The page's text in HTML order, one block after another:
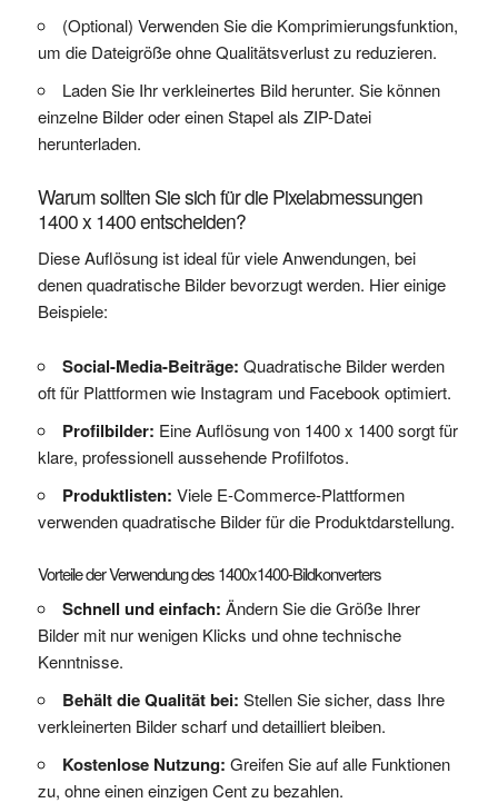
(Optional) Verwenden Sie die Komprimierungsfunktion,
um die Dateigröße ohne Qualitätsverlust zu reduzieren.
Laden Sie Ihr verkleinertes Bild herunter. Sie können
einzelne Bilder oder einen Stapel als ZIP-Datei
herunterladen.
Warum sollten Sie sich für die Pixelabmessungen
1400 x 1400 entscheiden?
Diese Auflösung ist ideal für viele Anwendungen, bei
denen quadratische Bilder bevorzugt werden. Hier einige
Beispiele:
Social-Media-Beiträge: Quadratische Bilder werden
oft für Plattformen wie Instagram und Facebook optimiert.
Profilbilder: Eine Auflösung von 1400 x 1400 sorgt für
klare, professionell aussehende Profilfotos.
Produktlisten: Viele E-Commerce-Plattformen
verwenden quadratische Bilder für die Produktdarstellung.
Vorteile der Verwendung des 1400x1400-Bildkonverters
Schnell und einfach: Ändern Sie die Größe Ihrer
Bilder mit nur wenigen Klicks und ohne technische
Kenntnisse.
Behält die Qualität bei: Stellen Sie sicher, dass Ihre
verkleinerten Bilder scharf und detailliert bleiben.
Kostenlose Nutzung: Greifen Sie auf alle Funktionen
zu, ohne einen einzigen Cent zu bezahlen.